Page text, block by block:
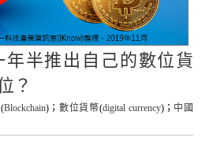
年半推出自己的數位貨
？
(Blockchain)； 數位貨幣(digital currency)； 中國